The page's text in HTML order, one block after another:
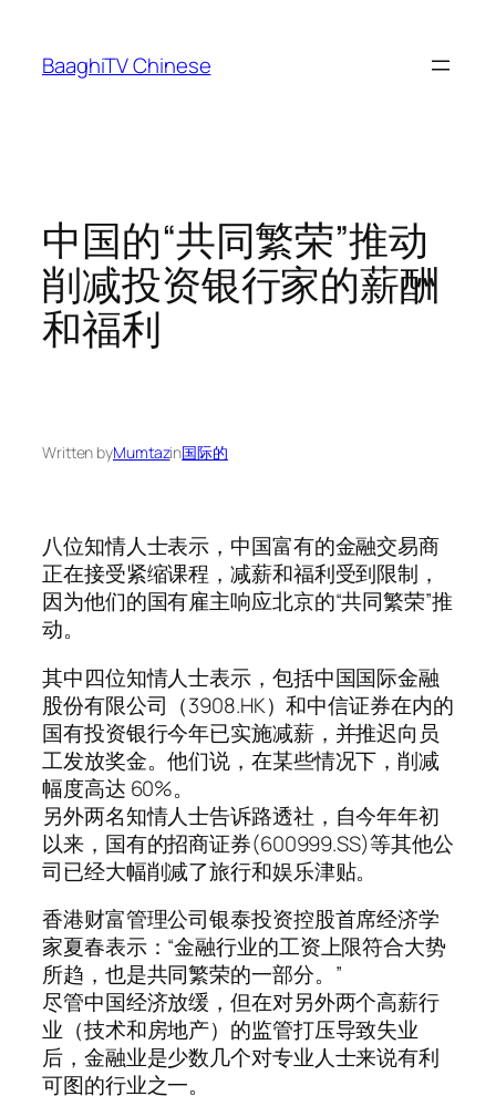
content
BaaghiTV Chinese
中国的“共同繁荣”推动
削减投资银行家的薪酬
和福利
Written byMumtazin国际的
八位知情人士表示，中国富有的金融交易商
正在接受紧缩课程，减薪和福利受到限制，
因为他们的国有雇主响应北京的“共同繁荣”推
动。
其中四位知情人士表示，包括中国国际金融
股份有限公司（3908.HK）和中信证券在内的
国有投资银行今年已实施减薪，并推迟向员
工发放奖金。他们说，在某些情况下，削减
幅度高达 60%。
另外两名知情人士告诉路透社，自今年年初
以来，国有的招商证券(600999.SS)等其他公
司已经大幅削减了旅行和娱乐津贴。
香港财富管理公司银泰投资控股首席经济学
家夏春表示：“金融行业的工资上限符合大势
所趋，也是共同繁​​荣的一部分。”
尽管中国经济放缓，但在对另外两个高薪行
业（技术和房地产）的监管打压导致失业
后，金融业是少数几个对专业人士来说有利
可图的行业之一。